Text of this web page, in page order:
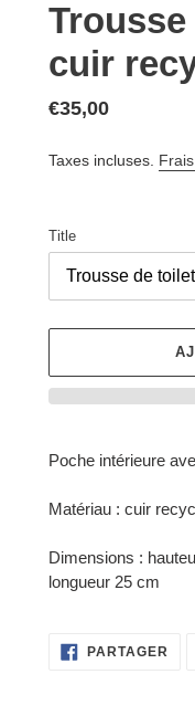
cuir
Prix
€35,00
Taxes incluses.
Title
produit
votre
Poche intérieure
Matériau : cuir
Dimensions :
longueur 25 cm
PARTAGER